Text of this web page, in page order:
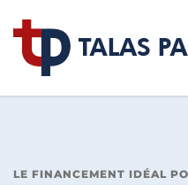
LE FINANCEMENT IDÉAL